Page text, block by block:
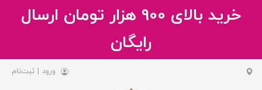
خرید بالای 900 هزار تومان ارسال
رایگان
ورود | ثبت‌نام